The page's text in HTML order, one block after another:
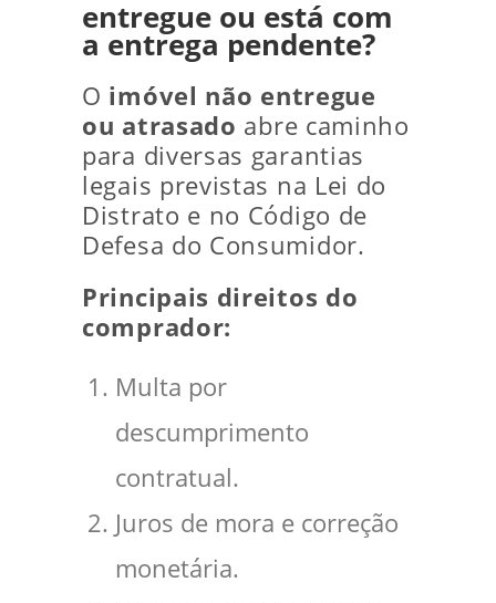
entregue ou está com
a entrega pendente?
O imóvel não entregue
ou atrasado abre caminho
para diversas garantias
legais previstas na Lei do
Distrato e no Código de
Defesa do Consumidor.
Principais direitos do
comprador:
Multa por
descumprimento
contratual.
Juros de mora e correção
monetária.